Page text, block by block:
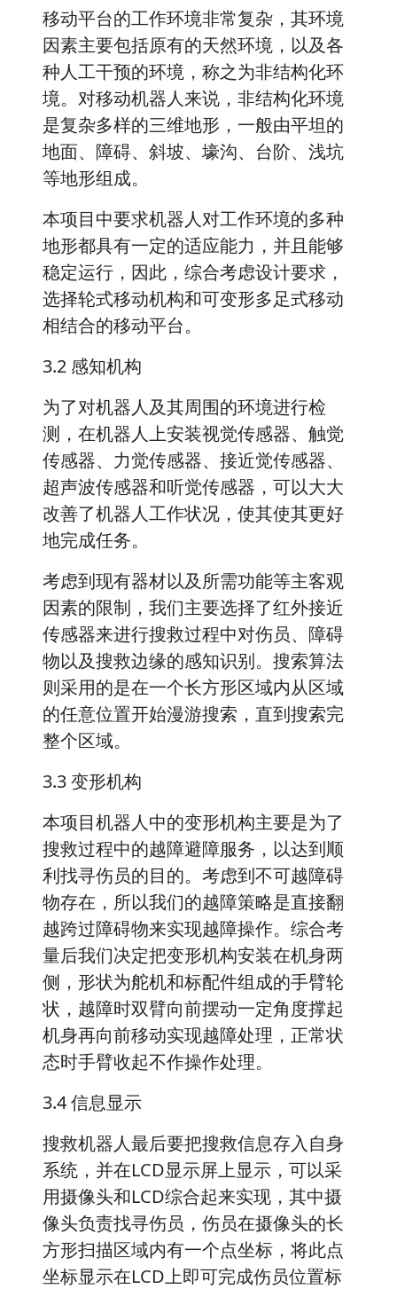
移动平台的工作环境非常复杂，其环境
因素主要包括原有的天然环境，以及各
种人工干预的环境，称之为非结构化环
境。对移动机器人来说，非结构化环境
是复杂多样的三维地形，一般由平坦的
地面、障碍、斜坡、壕沟、台阶、浅坑
等地形组成。
本项目中要求机器人对工作环境的多种
地形都具有一定的适应能力，并且能够
稳定运行，因此，综合考虑设计要求，
选择轮式移动机构和可变形多足式移动
相结合的移动平台。
3.2 感知机构
为了对机器人及其周围的环境进行检
测，在机器人上安装视觉传感器、触觉
传感器、力觉传感器、接近觉传感器、
超声波传感器和听觉传感器，可以大大
改善了机器人工作状况，使其使其更好
地完成任务。
考虑到现有器材以及所需功能等主客观
因素的限制，我们主要选择了红外接近
传感器来进行搜救过程中对伤员、障碍
物以及搜救边缘的感知识别。搜索算法
则采用的是在一个长方形区域内从区域
的任意位置开始漫游搜索，直到搜索完
整个区域。
3.3 变形机构
本项目机器人中的变形机构主要是为了
搜救过程中的越障避障服务，以达到顺
利找寻伤员的目的。考虑到不可越障碍
物存在，所以我们的越障策略是直接翻
越跨过障碍物来实现越障操作。综合考
量后我们决定把变形机构安装在机身两
侧，形状为舵机和标配件组成的手臂轮
状，越障时双臂向前摆动一定角度撑起
机身再向前移动实现越障处理，正常状
态时手臂收起不作操作处理。
3.4 信息显示
搜救机器人最后要把搜救信息存入自身
系统，并在LCD显示屏上显示，可以采
用摄像头和LCD综合起来实现，其中摄
像头负责找寻伤员，伤员在摄像头的长
方形扫描区域内有一个点坐标，将此点
坐标显示在LCD上即可完成伤员位置标